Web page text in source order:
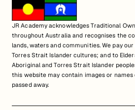
JR Academy acknowledges Traditional
throughout Australia and recognises the
lands, waters and communities. We pay
Torres Strait Islander cultures; and to
Aboriginal and Torres Strait Islander
this website may contain images or
passed away.